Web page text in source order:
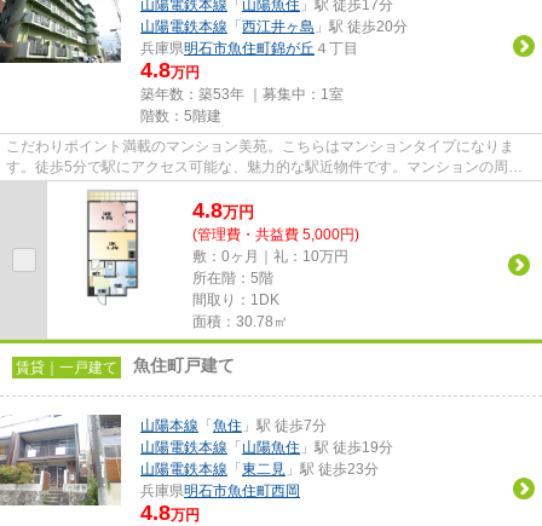
山陽電鉄本線 「 山陽魚住 」駅 徒歩17分
山陽電鉄本線 「 西江井ヶ島 」駅 徒歩20分
兵庫県明石市魚住町錦が丘 ４丁目
4.8万円
築年数：築53年 ｜募集中： 1室
階数：5階建
こだわりポイント満載のマンション美苑。こちらはマンションタイプになりま
す。徒歩5分で駅にアクセス可能な、魅力的な駅近物件です。マンションの周辺
に駅が2つあり、よく電車を利用...
4.8万円
(管理費・共益費 5,000円)
敷：0ヶ月｜礼：10万円
所在階：5階
間取り：1DK
面積：30.78㎡
賃貸｜一戸建て 魚住町戸建て
山陽本線 「 魚住 」駅 徒歩7分
山陽電鉄本線 「 山陽魚住 」駅 徒歩19分
山陽電鉄本線 「 東二見 」駅 徒歩23分
兵庫県明石市魚住町西岡
4.8万円